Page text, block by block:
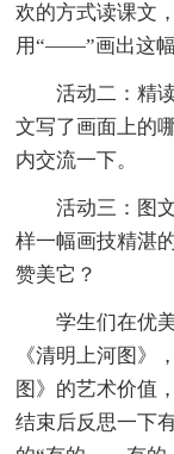
欢的方式读课文
用“——”画出这幅
活动二：精读
文写了画面上的
内交流一下。
活动三：图文
样一幅画技精湛
赞美它？
学生们在优美
《清明上河图》
图》的艺术价值
结束后反思一下